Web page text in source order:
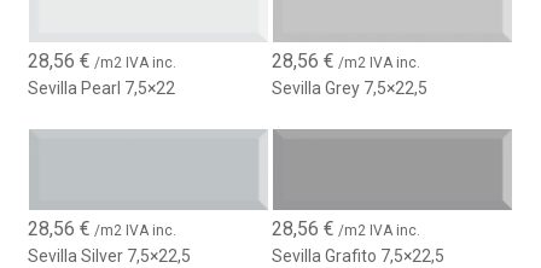
construcción, elAzulejo Serie Sevilla 7.5x22.5es una
excelente inversión para quienes desean renovar sus espacios
28,56€ /m2 IVA inc.
Sevilla Pearl 7,5×22
28,56 € /m2 IVA inc.
Sevilla Grey 7,5×22,5
28,56€ /m2 IVA inc.
Sevilla Silver 7,5×22,5
28,56 € /m2 IVA inc.
Sevilla Grafito 7,5×22,5